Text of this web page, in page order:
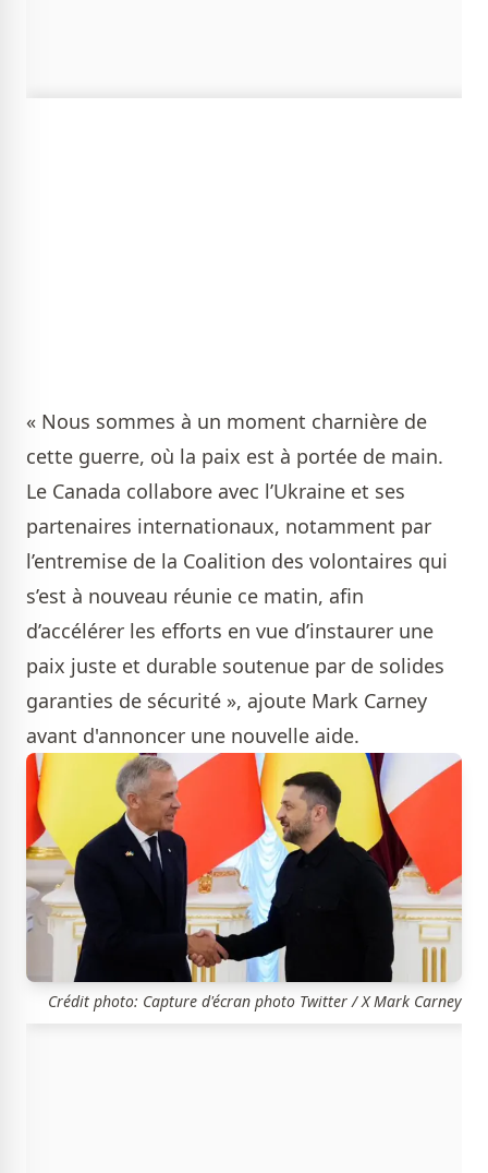
« Nous sommes à un moment charnière de
cette guerre, où la paix est à portée de main.
Le Canada collabore avec l’Ukraine et ses
partenaires internationaux, notamment par
l’entremise de la Coalition des volontaires qui
s’est à nouveau réunie ce matin, afin
d’accélérer les efforts en vue d’instaurer une
paix juste et durable soutenue par de solides
garanties de sécurité », ajoute Mark Carney
avant d'annoncer une nouvelle aide.
Crédit photo: Capture d'écran photo Twitter / X Mark Carney